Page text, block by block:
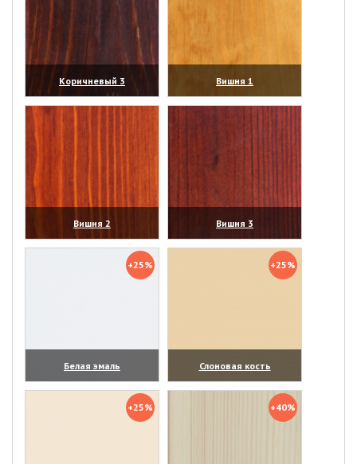
Коричневый 3
(увеличить)
Вишня 1
(увеличить)
Вишня 2
(увеличить)
Вишня 3
(увеличить)
+25%
Белая эмаль
(увеличить)
+25%
Слоновая кость
(увеличить)
+25%
+40%